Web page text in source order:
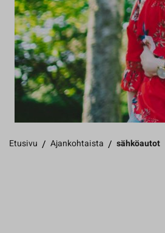
Etusivu / Ajankohtaista / sähköautot